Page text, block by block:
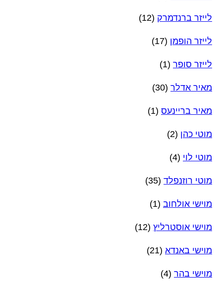
לייזר ברנדמרק (12)
לייזר הופמן (17)
לייזר סופר (1)
מאיר אדלר (30)
מאיר בריינעס (1)
מוטי כהן (2)
מוטי לוי (4)
מוטי רוזנפלד (35)
מוישי אולחוב (1)
מוישי אוסטרליץ (12)
מוישי באנדא (21)
מוישי בהר (4)